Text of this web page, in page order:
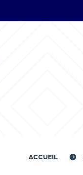
ACCUEIL